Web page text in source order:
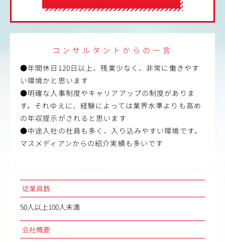
コンサルタントからの一言
●年間休日120日以上、残業少なく、非常に働きやす
い環境かと思います
●明確な人事制度やキャリアアップの制度がありま
す。それゆえに、経験によっては業界水準よりも高め
の年収提示がされると思います
●中途入社の社員も多く、入り込みやすい環境です。
マスメディアンからの紹介実績も多いです
従業員数
50人以上100人未満
会社概要